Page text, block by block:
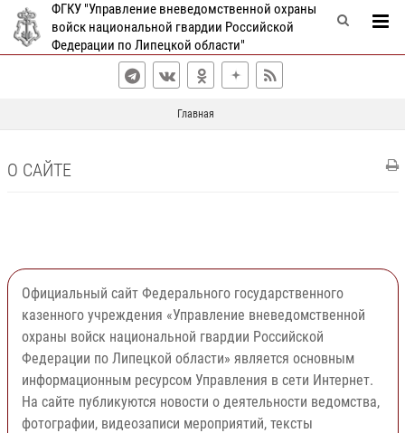
ФГКУ "Управление вневедомственной охраны
войск национальной гвардии Российской
Федерации по Липецкой области"
Главная
О САЙТЕ
Официальный сайт Федерального государственного
казенного учреждения «Управление вневедомственной
охраны войск национальной гвардии Российской
Федерации по Липецкой области» является основным
информационным ресурсом Управления в сети Интернет.
На сайте публикуются новости о деятельности ведомства,
фотографии, видеозаписи мероприятий, тексты